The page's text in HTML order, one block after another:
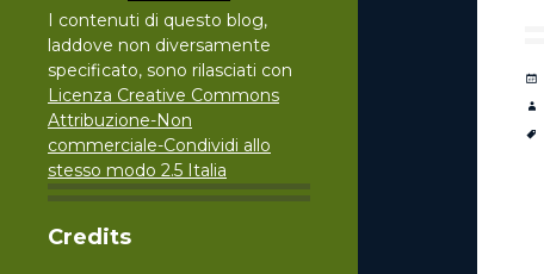
I contenuti di questo blog,
laddove non diversamente
specificato, sono rilasciati con
Licenza Creative Commons
Attribuzione-Non
commerciale-Condividi allo
stesso modo 2.5 Italia
Credits